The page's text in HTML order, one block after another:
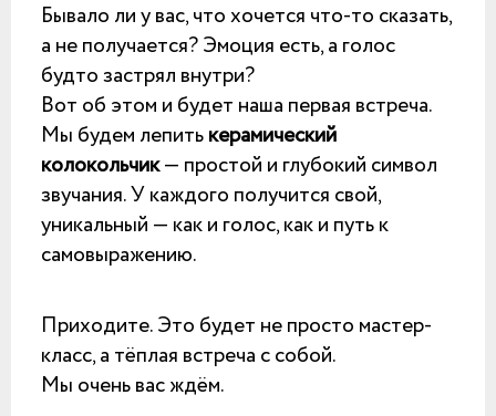
Бывало ли у вас, что хочется что-то сказать,
а не получается? Эмоция есть, а голос
будто застрял внутри?
Вот об этом и будет наша первая встреча.
Мы будем лепитькерамический
колокольчик— простой и глубокий символ
звучания. У каждого получится свой,
уникальный — как и голос, как и путь к
самовыражению.
Приходите. Это будет не просто мастер-
класс, а тёплая встреча с собой.
Мы очень вас ждём.